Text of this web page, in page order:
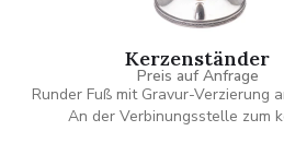
Kerzenständer
Preis auf Anfrage
Runder Fuß mit Gravur-Verzierung
An der Verbinungsstelle zum